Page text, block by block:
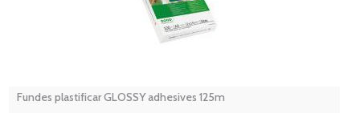
Fundes plastificar GLOSSY adhesives 125m